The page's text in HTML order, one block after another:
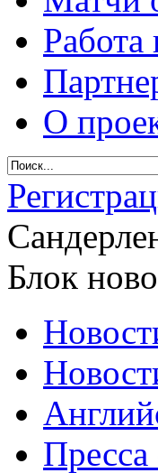
Работа
О
Блок
Пресса